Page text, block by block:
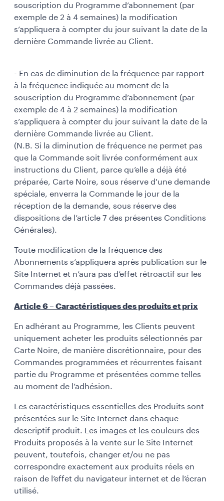
souscription du Programme d’abonnement (par
exemple de 2 à 4 semaines) la modification
s’appliquera à compter du jour suivant la date de la
dernière Commande livrée au Client.
- En cas de diminution de la fréquence par rapport
à la fréquence indiquée au moment de la
souscription du Programme d’abonnement (par
exemple de 4 à 2 semaines) la modification
s’appliquera à compter du jour suivant la date de la
dernière Commande livrée au Client.
(N.B. Si la diminution de fréquence ne permet pas
que la Commande soit livrée conformément aux
instructions du Client, parce qu’elle a déjà été
préparée, Carte Noire, sous réserve d'une demande
spéciale, enverra la Commande le jour de la
réception de la demande, sous réserve des
dispositions de l’article 7 des présentes Conditions
Générales).
Toute modification de la fréquence des
Abonnements s’appliquera après publication sur le
Site Internet et n’aura pas d’effet rétroactif sur les
Commandes déjà passées.
Article 6 – Caractéristiques des produits et prix
En adhérant au Programme, les Clients peuvent
uniquement acheter les produits sélectionnés par
Carte Noire, de manière discrétionnaire, pour des
Commandes programmées et récurrentes faisant
partie du Programme et présentées comme telles
au moment de l’adhésion.
Les caractéristiques essentielles des Produits sont
présentées sur le Site Internet dans chaque
descriptif produit. Les images et les couleurs des
Produits proposés à la vente sur le Site Internet
peuvent, toutefois, changer et/ou ne pas
correspondre exactement aux produits réels en
raison de l’effet du navigateur internet et de l’écran
utilisé.